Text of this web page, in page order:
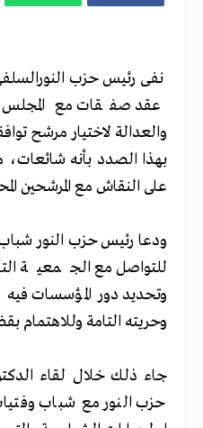
نفى رئيس حزب
عقد صفقات مع
والعدالة لاختيار مرشح
بهذا الصدد بأنه
على النقاش مع المرشحين
ودعا رئيس حزب النور
للتواصل مع الجمعية
وتحديد دور المؤسسات فيه
وحريته التامة وللاهتمام
جاء ذلك خلال لقاء
حزب النور مع شباب